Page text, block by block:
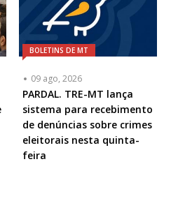
BOLETINS DE MT
09 ago, 2026
PARDAL. TRE-MT lança
sistema para recebimento
de denúncias sobre crimes
eleitorais nesta quinta-
feira